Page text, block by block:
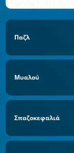
Παζλ
Μυαλού
Σπαζοκεφαλιά